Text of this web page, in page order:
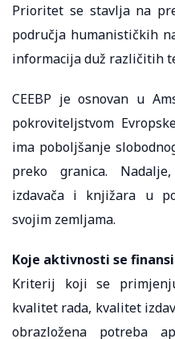
Prioritet se stavlja na
područja humanističkih
informacija duž različitih
CEEBP je osnovan u
pokroviteljstvom
ima poboljšanje
preko granica.
izdavača i knjižara u
svojim zemljama.
Koje aktivnosti se
Kriterij koji se
kvalitet rada, kvalitet
obrazložena potreba